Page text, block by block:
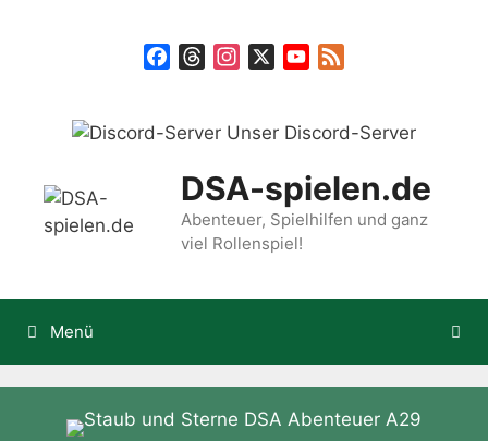
FacebookThreadsInstagram YouTube
Unser Discord-Server
DSA-spielen.de
Abenteuer, Spielhilfen und ganz
viel Rollenspiel!
Menü